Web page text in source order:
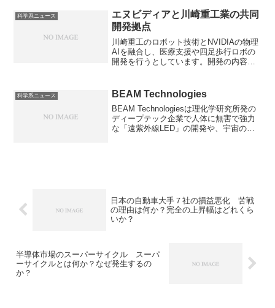
観点からも非常に有用です。磁石での取
り組みの例を知ることができます。
科学系ニュース
エヌビディアと川崎重工業の共同
開発拠点
川崎重工のロボット技術とNVIDIAの物理
AIを融合し、医療支援や四足歩行ロボの
開発を行うとしています。開発の内容や
科学系ニュース BEAM Technologies
BEAM Technologiesは理化学研究所発の
ディープテック企業で人体に無害で強力
な「遠紫外線LED」の開発や、宇宙の微
日本の自動車大手７社の損益悪化 苦戦
の理由は何か？完全の上昇幅はどれくら
いか？
半導体市場のスーパーサイクル スーパ
ーサイクルとは何か？なぜ発生するの
か？